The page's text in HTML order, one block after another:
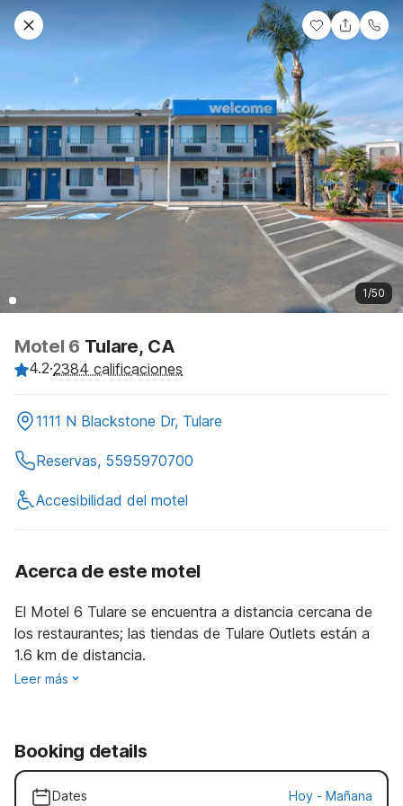
1/50
Motel 6 Tulare, CA
4.2·2384 calificaciones
1111 N Blackstone Dr, Tulare
Reservas, 5595970700
Accesibilidad del motel
Acerca de este motel
El Motel 6 Tulare se encuentra a distancia cercana de
los restaurantes; las tiendas de Tulare Outlets están a
1.6 km de distancia.
Leer más
Booking details
Dates Hoy - Mañana